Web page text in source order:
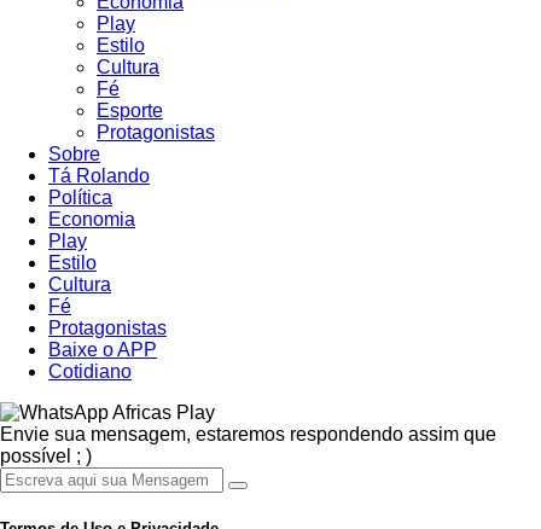
Play
Estilo
Cultura
Fé
Esporte
Protagonistas
Sobre
Tá Rolando
Política
Economia
Play
Estilo
Cultura
Fé
Protagonistas
Baixe o APP
Cotidiano
Africas Play
Envie sua mensagem, estaremos respondendo assim que
possível ; )